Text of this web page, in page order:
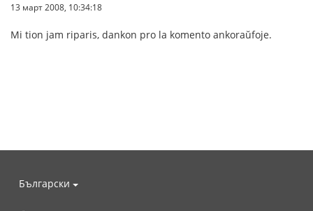
13 март 2008, 10:34:18
Mi tion jam riparis, dankon pro la komento ankoraŭfoje.
Български